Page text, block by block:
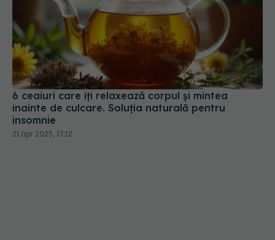
6 ceaiuri care îți relaxează corpul și mintea
înainte de culcare. Soluția naturală pentru
insomnie
21 apr 2025, 17:12